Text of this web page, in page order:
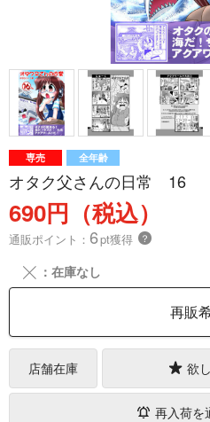
専売 全年齢
オタク父さんの日常 16
690円（税込）
通販ポイント： 6pt獲得 ？
╳ ：在庫なし
再販
店舗在庫 欲
再入荷を